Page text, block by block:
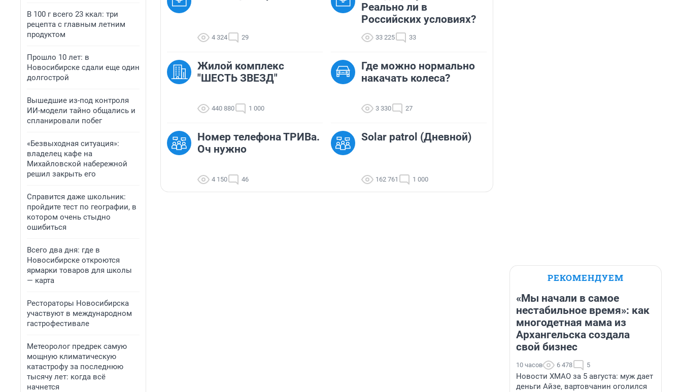
В 100 г всего 23 ккал: три
рецепта с главным летним
продуктом
Прошло 10 лет: в
Новосибирске сдали еще один
долгострой
Вышедшие из-под контроля
ИИ-модели тайно общались и
спланировали побег
«Безвыходная ситуация»:
владелец кафе на
Михайловской набережной
решил закрыть его
Справится даже школьник:
пройдите тест по географии, в
котором очень стыдно
ошибиться
Всего два дня: где в
Новосибирске откроются
ярмарки товаров для школы
— карта
Рестораторы Новосибирска
участвуют в международном
гастрофестивале
Метеоролог предрек самую
мощную климатическую
катастрофу за последнюю
тысячу лет: когда всё
начнется
4 324 29
Реально ли в
Российских условиях?
33 225 33
Жилой комплекс
"ШЕСТЬ ЗВЕЗД"
440 880 1 000
Где можно нормально
накачать колеса?
3 330 27
Номер телефона ТРИВа.
Оч нужно
4 150 46
Solar patrol (Дневной)
162 761 1 000
РЕКОМЕНДУЕМ
«Мы начали в самое
нестабильное время»: как
многодетная мама из
Архангельска создала
свой бизнес
10 часов 6 478 5
Новости ХМАО за 5 августа: муж дает
деньги Айзе, вартовчанин оголился